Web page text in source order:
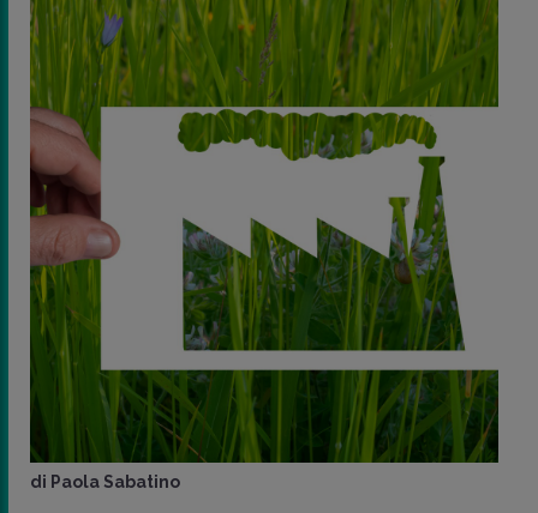
di Paola Sabatino